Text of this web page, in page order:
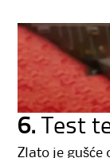
6. Test
Zlato je gušće